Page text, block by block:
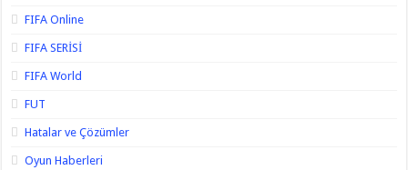
FIFA Online
FIFA SERİSİ
FIFA World
FUT
Hatalar ve Çözümler
Oyun Haberleri